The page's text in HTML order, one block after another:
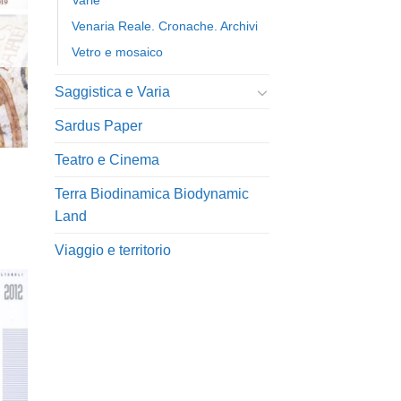
Venaria Reale. Cronache. Archivi
Vetro e mosaico
Saggistica e Varia
Sardus Paper
Teatro e Cinema
Terra Biodinamica Biodynamic
Land
Viaggio e territorio